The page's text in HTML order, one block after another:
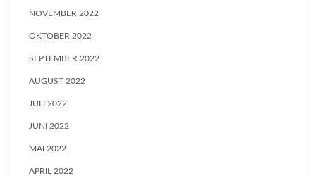
NOVEMBER 2022
OKTOBER 2022
SEPTEMBER 2022
AUGUST 2022
JULI 2022
JUNI 2022
MAI 2022
APRIL 2022